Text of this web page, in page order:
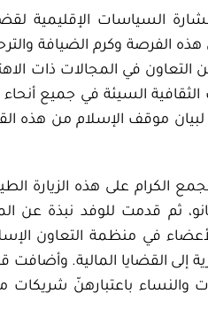
السياسات الإقليمية
الفرصة وكرم الضيافة
في المجالات ذات
السيئة في جميع
موقف الإسلام من هذه
الكرام على هذه الزيارة
ثم قدمت للوفد نبذة عن
في منظمة التعاون
القضايا المالية. وأضافت
والنساء باعتبارهنّ